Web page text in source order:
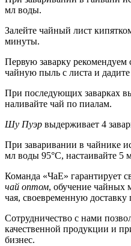
мл воды.
Залейте чайный лист
минуты.
Первую заварку рекомендуем
чайную пыль с листа и
При последующих заварках
наливайте чай по пиалам.
Шу Пуэр выдерживает 4
При заваривании в чайнике
мл воды 95°C, настаивайте 5
Команда «ЧаЕ» гарантирует
чай оптом, обучение чайных
чая, своевременную доставку
Сотрудничество с нами
качественной продукции и
бизнес.